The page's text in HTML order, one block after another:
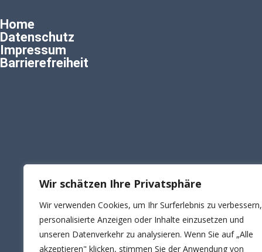
Wir schätzen Ihre Privatsphäre
Wir verwenden Cookies, um Ihr Surferlebnis zu verbessern,
personalisierte Anzeigen oder Inhalte einzusetzen und
unseren Datenverkehr zu analysieren. Wenn Sie auf „Alle
akzeptieren" klicken, stimmen Sie der Anwendung von
Home
Datenschutz
Impressum
Barrierefreiheit